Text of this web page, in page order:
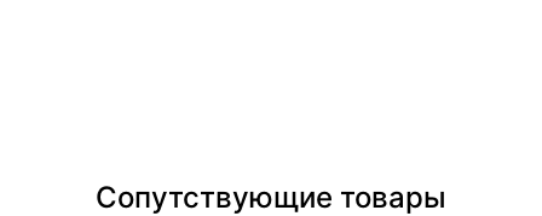
Сопутствующие товары